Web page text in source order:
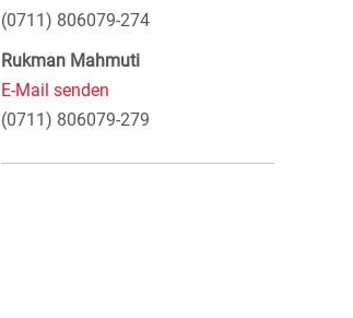
(0711) 806079-274
Rukman Mahmuti
E-Mail senden
(0711) 806079-279